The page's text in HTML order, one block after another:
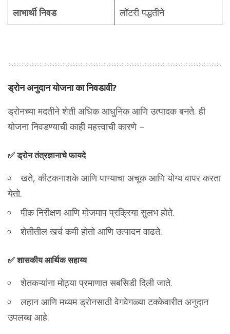
लाभार्थी निवड लॉटरी पद्धतीने
ड्रोन अनुदान योजना का निवडावी?
ड्रोनच्या मदतीने शेती अधिक आधुनिक आणि उत्पादक बनते. ही
योजना निवडण्याची काही महत्त्वाची कारणे –
✅ ड्रोन तंत्रज्ञानाचे फायदे
खते, कीटकनाशके आणि पाण्याचा अचूक आणि योग्य वापर करता
येतो.
पीक निरीक्षण आणि मोजमाप प्रक्रिया सुलभ होते.
शेतीतील खर्च कमी होतो आणि उत्पादन वाढते.
✅ शासकीय आर्थिक सहाय्य
शेतकऱ्यांना मोठ्या प्रमाणात सबसिडी दिली जाते.
लहान आणि मध्यम ड्रोनसाठी वेगवेगळ्या टक्केवारीत अनुदान
उपलब्ध आहे.